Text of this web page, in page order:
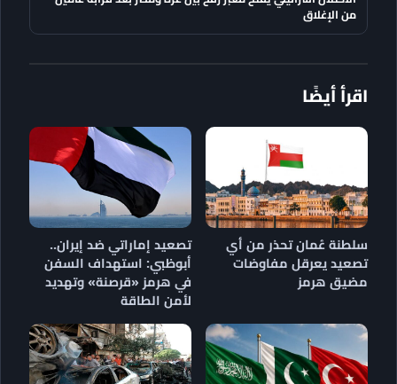
من الإغلاق
اقرأ أيضًا
سلطنة عُمان تحذر من أي
تصعيد يعرقل مفاوضات
مضيق هرمز
تصعيد إماراتي ضد إيران..
أبوظبي: استهداف السفن
في هرمز «قرصنة» وتهديد
لأمن الطاقة